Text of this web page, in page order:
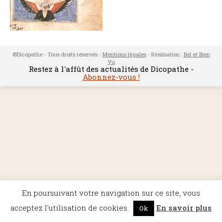
©Dicopathe - Tous droits réservés - Mentions légales- Réalisation : Bel et Bien
Vu
Restez à l'affût des actualités de Dicopathe -
Abonnez-vous !
En poursuivant votre navigation sur ce site, vous
acceptez l'utilisation de cookies.
Ok En savoir plus